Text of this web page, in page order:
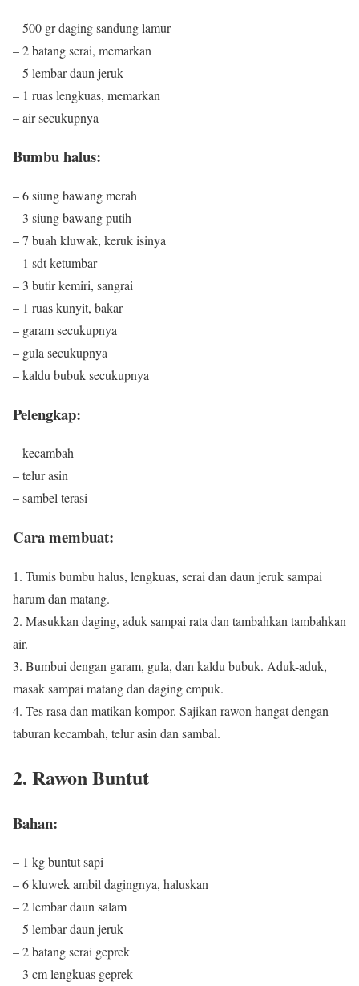
– 500 gr daging sandung lamur
– 2 batang serai, memarkan
– 5 lembar daun jeruk
– 1 ruas lengkuas, memarkan
– air secukupnya
Bumbu halus:
– 6 siung bawang merah
– 3 siung bawang putih
– 7 buah kluwak, keruk isinya
– 1 sdt ketumbar
– 3 butir kemiri, sangrai
– 1 ruas kunyit, bakar
– garam secukupnya
– gula secukupnya
– kaldu bubuk secukupnya
Pelengkap:
– kecambah
– telur asin
– sambel terasi
Cara membuat:
1. Tumis bumbu halus, lengkuas, serai dan daun jeruk sampai
harum dan matang.
2. Masukkan daging, aduk sampai rata dan tambahkan tambahkan
air.
3. Bumbui dengan garam, gula, dan kaldu bubuk. Aduk-aduk,
masak sampai matang dan daging empuk.
4. Tes rasa dan matikan kompor. Sajikan rawon hangat dengan
taburan kecambah, telur asin dan sambal.
2. Rawon Buntut
Bahan:
– 1 kg buntut sapi
– 6 kluwek ambil dagingnya, haluskan
– 2 lembar daun salam
– 5 lembar daun jeruk
– 2 batang serai geprek
– 3 cm lengkuas geprek